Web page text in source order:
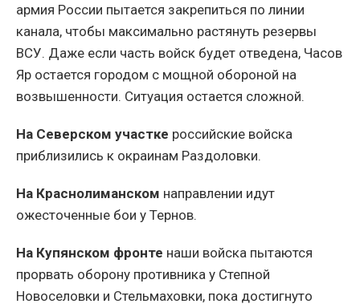
армия России пытается закрепиться по линии
канала, чтобы максимально растянуть резервы
ВСУ. Даже если часть войск будет отведена, Часов
Яр остается городом с мощной обороной на
возвышенности. Ситуация остается сложной.
На Северском участке российские войска
приблизились к окраинам Раздоловки.
На Краснолиманском направлении идут
ожесточенные бои у Тернов.
На Купянском фронте наши войска пытаются
прорвать оборону противника у Степной
Новоселовки и Стельмаховки, пока достигнуто